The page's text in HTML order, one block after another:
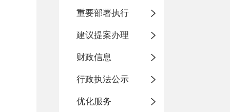
重要部署执行
建议提案办理
财政信息
行政执法公示
优化服务